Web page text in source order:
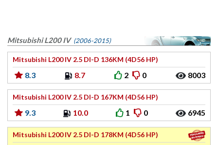
Mitsubishi L200 IV (2006-2015)
Mitsubishi L200 IV 2.5 DI-D 136KM (4D56 HP)
8.3 8.7 2 0 8003
Mitsubishi L200 IV 2.5 DI-D 167KM (4D56 HP)
9.3 10.0 1 0 6945
Mitsubishi L200 IV 2.5 DI-D 178KM (4D56 HP)